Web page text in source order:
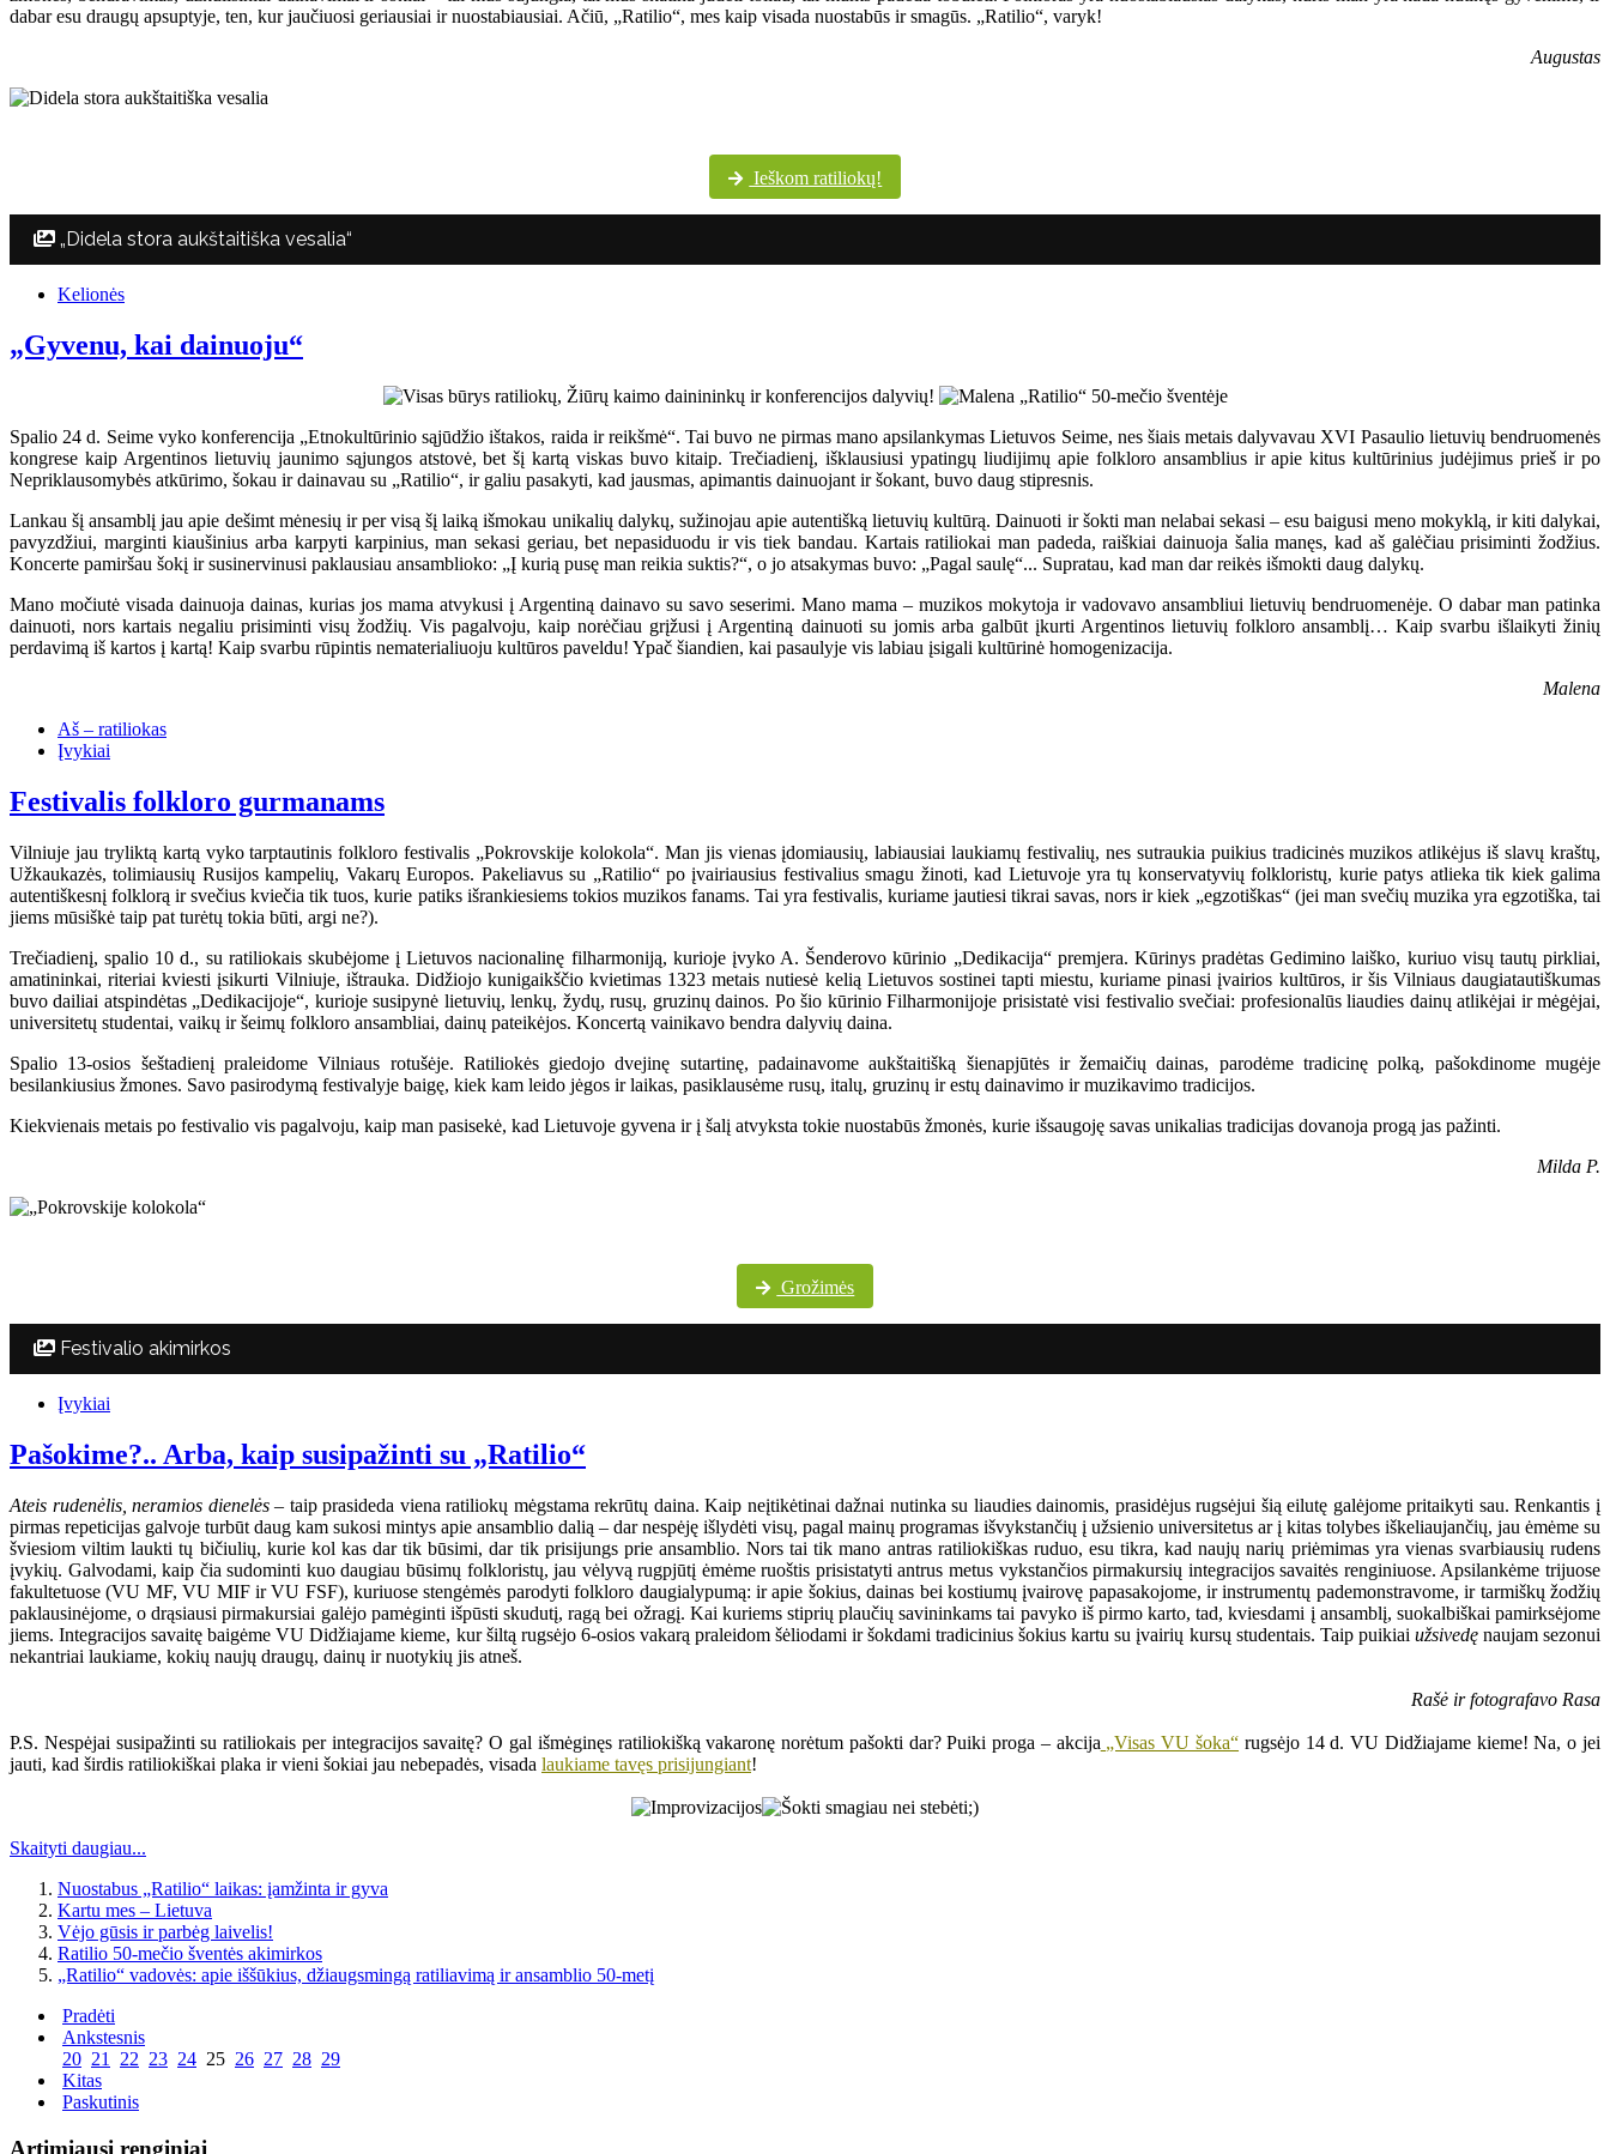
dabar esu draugų apsuptyje, ten, kur jaučiuosi geriausiai ir nuostabiausiai. Ačiū, „Ratilio“, mes kaip visada nuostabūs ir smagūs. „Ratilio“, varyk!
Augustas
Ieškom ratiliokų!
„Didela stora aukštaitiška vesalia“
Kelionės
„Gyvenu, kai dainuoju“
Spalio 24 d. Seime vyko konferencija „Etnokultūrinio sąjūdžio ištakos, raida ir reikšmė“. Tai buvo ne pirmas mano apsilankymas Lietuvos Seime, nes šiais metais dalyvavau XVI Pasaulio lietuvių bendruomenės
kongrese kaip Argentinos lietuvių jaunimo sąjungos atstovė, bet šį kartą viskas buvo kitaip. Trečiadienį, išklausiusi ypatingų liudijimų apie folkloro ansamblius ir apie kitus kultūrinius judėjimus prieš ir po
Nepriklausomybės atkūrimo, šokau ir dainavau su „Ratilio“, ir galiu pasakyti, kad jausmas, apimantis dainuojant ir šokant, buvo daug stipresnis.
Lankau šį ansamblį jau apie dešimt mėnesių ir per visą šį laiką išmokau unikalių dalykų, sužinojau apie autentišką lietuvių kultūrą. Dainuoti ir šokti man nelabai sekasi – esu baigusi meno mokyklą, ir kiti dalykai,
pavyzdžiui, marginti kiaušinius arba karpyti karpinius, man sekasi geriau, bet nepasiduodu ir vis tiek bandau. Kartais ratiliokai man padeda, raiškiai dainuoja šalia manęs, kad aš galėčiau prisiminti žodžius.
Koncerte pamiršau šokį ir susinervinusi paklausiau ansamblioko: „Į kurią pusę man reikia suktis?“, o jo atsakymas buvo: „Pagal saulę“... Supratau, kad man dar reikės išmokti daug dalykų.
Mano močiutė visada dainuoja dainas, kurias jos mama atvykusi į Argentiną dainavo su savo seserimi. Mano mama – muzikos mokytoja ir vadovavo ansambliui lietuvių bendruomenėje. O dabar man patinka
dainuoti, nors kartais negaliu prisiminti visų žodžių. Vis pagalvoju, kaip norėčiau grįžusi į Argentiną dainuoti su jomis arba galbūt įkurti Argentinos lietuvių folkloro ansamblį… Kaip svarbu išlaikyti žinių
perdavimą iš kartos į kartą! Kaip svarbu rūpintis nematerialiuoju kultūros paveldu! Ypač šiandien, kai pasaulyje vis labiau įsigali kultūrinė homogenizacija.
Malena
Aš – ratiliokas
Įvykiai
Festivalis folkloro gurmanams
Vilniuje jau tryliktą kartą vyko tarptautinis folkloro festivalis „Pokrovskije kolokola“. Man jis vienas įdomiausių, labiausiai laukiamų festivalių, nes sutraukia puikius tradicinės muzikos atlikėjus iš slavų kraštų,
Užkaukazės, tolimiausių Rusijos kampelių, Vakarų Europos. Pakeliavus su „Ratilio“ po įvairiausius festivalius smagu žinoti, kad Lietuvoje yra tų konservatyvių folkloristų, kurie patys atlieka tik kiek galima
autentiškesnį folklorą ir svečius kviečia tik tuos, kurie patiks išrankiesiems tokios muzikos fanams. Tai yra festivalis, kuriame jautiesi tikrai savas, nors ir kiek „egzotiškas“ (jei man svečių muzika yra egzotiška, tai
jiems mūsiškė taip pat turėtų tokia būti, argi ne?).
Trečiadienį, spalio 10 d., su ratiliokais skubėjome į Lietuvos nacionalinę filharmoniją, kurioje įvyko A. Šenderovo kūrinio „Dedikacija“ premjera. Kūrinys pradėtas Gedimino laiško, kuriuo visų tautų pirkliai,
amatininkai, riteriai kviesti įsikurti Vilniuje, ištrauka. Didžiojo kunigaikščio kvietimas 1323 metais nutiesė kelią Lietuvos sostinei tapti miestu, kuriame pinasi įvairios kultūros, ir šis Vilniaus daugiatautiškumas
buvo dailiai atspindėtas „Dedikacijoje“, kurioje susipynė lietuvių, lenkų, žydų, rusų, gruzinų dainos. Po šio kūrinio Filharmonijoje prisistatė visi festivalio svečiai: profesionalūs liaudies dainų atlikėjai ir mėgėjai,
universitetų studentai, vaikų ir šeimų folkloro ansambliai, dainų pateikėjos. Koncertą vainikavo bendra dalyvių daina.
Spalio 13-osios šeštadienį praleidome Vilniaus rotušėje. Ratiliokės giedojo dvejinę sutartinę, padainavome aukštaitišką šienapjūtės ir žemaičių dainas, parodėme tradicinę polką, pašokdinome mugėje
besilankiusius žmones. Savo pasirodymą festivalyje baigę, kiek kam leido jėgos ir laikas, pasiklausėme rusų, italų, gruzinų ir estų dainavimo ir muzikavimo tradicijos.
Kiekvienais metais po festivalio vis pagalvoju, kaip man pasisekė, kad Lietuvoje gyvena ir į šalį atvyksta tokie nuostabūs žmonės, kurie išsaugoję savas unikalias tradicijas dovanoja progą jas pažinti.
Milda P.
Grožimės
Festivalio akimirkos
Įvykiai
Pašokime?.. Arba, kaip susipažinti su „Ratilio“
Ateis rudenėlis, neramios dienelės– taip prasideda viena ratiliokų mėgstama rekrūtų daina. Kaip neįtikėtinai dažnai nutinka su liaudies dainomis, prasidėjus rugsėjui šią eilutę galėjome pritaikyti sau. Renkantis į
pirmas repeticijas galvoje turbūt daug kam sukosi mintys apie ansamblio dalią – dar nespėję išlydėti visų, pagal mainų programas išvykstančių į užsienio universitetus ar į kitas tolybes iškeliaujančių, jau ėmėme su
šviesiom viltim laukti tų bičiulių, kurie kol kas dar tik būsimi, dar tik prisijungs prie ansamblio. Nors tai tik mano antras ratiliokiškas ruduo, esu tikra, kad naujų narių priėmimas yra vienas svarbiausių rudens
įvykių. Galvodami, kaip čia sudominti kuo daugiau būsimų folkloristų, jau vėlyvą rugpjūtį ėmėme ruoštis prisistatyti antrus metus vykstančios pirmakursių integracijos savaitės renginiuose. Apsilankėme trijuose
fakultetuose (VU MF, VU MIF ir VU FSF), kuriuose stengėmės parodyti folkloro daugialypumą: ir apie šokius, dainas bei kostiumų įvairovę papasakojome, ir instrumentų pademonstravome, ir tarmiškų žodžių
paklausinėjome, o drąsiausi pirmakursiai galėjo pamėginti išpūsti skudutį, ragą bei ožragį. Kai kuriems stiprių plaučių savininkams tai pavyko iš pirmo karto, tad, kviesdami į ansamblį, suokalbiškai pamirksėjome
jiems. Integracijos savaitę baigėme VU Didžiajame kieme, kur šiltą rugsėjo 6-osios vakarą praleidom šėliodami ir šokdami tradicinius šokius kartu su įvairių kursų studentais. Taip puikiai užsivedę naujam sezonui
nekantriai laukiame, kokių naujų draugų, dainų ir nuotykių jis atneš.
Rašė ir fotografavo Rasa
P.S. Nespėjai susipažinti su ratiliokais per integracijos savaitę? O gal išmėginęs ratiliokišką vakaronę norėtum pašokti dar? Puiki proga – akcija „Visas VU šoka“ rugsėjo 14 d. VU Didžiajame kieme! Na, o jei
jauti, kad širdis ratiliokiškai plaka ir vieni šokiai jau nebepadės, visada laukiame tavęs prisijungiant!
Skaityti daugiau...
Nuostabus „Ratilio“ laikas: įamžinta ir gyva
Kartu mes – Lietuva
Vėjo gūsis ir parbėg laivelis!
Ratilio 50-mečio šventės akimirkos
„Ratilio“ vadovės: apie iššūkius, džiaugsmingą ratiliavimą ir ansamblio 50-metį
Pradėti
Ankstesnis
20 21 22 23 24 25 26 27 28 29
Kitas
Paskutinis
Artimiausi renginiai